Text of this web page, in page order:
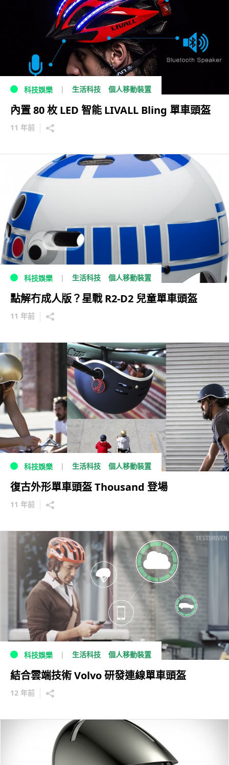
科技娛樂 生活科技 個人移動裝置
內置 80 枚 LED 智能 LIVALL Bling 單車頭盔
11 年前
科技娛樂 生活科技 個人移動裝置
點解冇成人版？星戰 R2-D2 兒童單車頭盔
11 年前
科技娛樂 生活科技 個人移動裝置
復古外形單車頭盔 Thousand 登場
11 年前
科技娛樂 生活科技 個人移動裝置
結合雲端技術 Volvo 研發連線單車頭盔
12 年前